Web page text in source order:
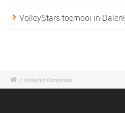
VolleyStars toernooi in Dalen!
/ Volleyfuif Commissie